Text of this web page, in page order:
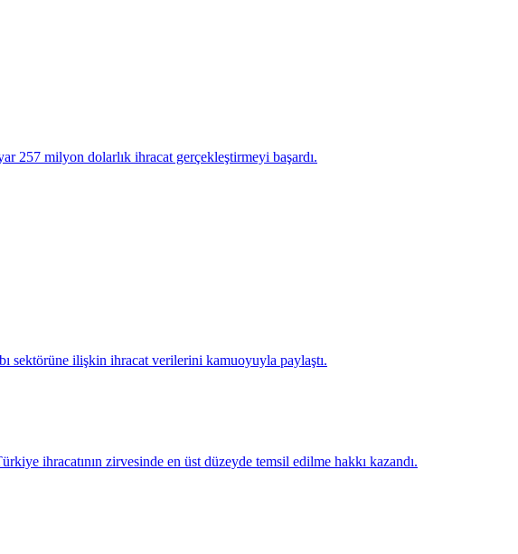
257 milyon dolarlık ihracat gerçekleştirmeyi başardı.
sektörüne ilişkin ihracat verilerini kamuoyuyla paylaştı.
ihracatının zirvesinde en üst düzeyde temsil edilme hakkı kazandı.